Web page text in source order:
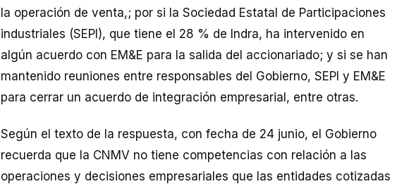
la operación de venta,; por si la Sociedad Estatal de Participaciones
industriales (SEPI), que tiene el 28 % de Indra, ha intervenido en
algún acuerdo con EM&E para la salida del accionariado; y si se han
mantenido reuniones entre responsables del Gobierno, SEPI y EM&E
para cerrar un acuerdo de integración empresarial, entre otras.
Según el texto de la respuesta, con fecha de 24 junio, el Gobierno
recuerda que la CNMV no tiene competencias con relación a las
operaciones y decisiones empresariales que las entidades cotizadas